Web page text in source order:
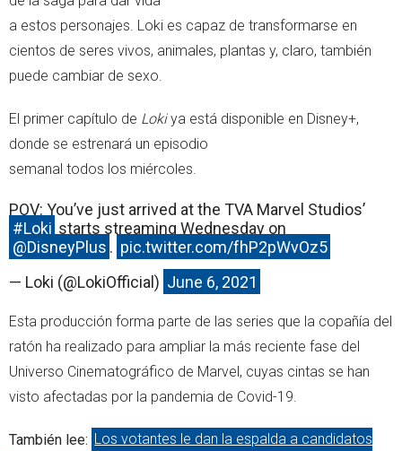
a estos personajes. Loki es capaz de transformarse en
cientos de seres vivos, animales, plantas y, claro, también
puede cambiar de sexo.
El primer capítulo de Lokiya está disponible en Disney+,
donde se estrenará un episodio
semanal todos los miércoles.
POV: You’ve just arrived at the TVA Marvel Studios’
#Loki starts streaming Wednesday on
@DisneyPlus . pic.twitter.com/fhP2pWvOz5
— Loki (@LokiOfficial) June 6, 2021
Esta producción forma parte de las series que la copañía del
ratón ha realizado para ampliar la más reciente fase del
Universo Cinematográfico de Marvel, cuyas cintas se han
visto afectadas por la pandemia de Covid-19.
También lee: Los votantes le dan la espalda a candidatos